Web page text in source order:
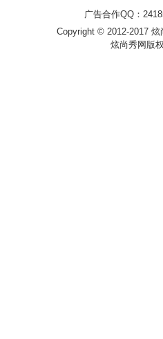
广告合作QQ：
Copyright © 2012-2017
炫尚秀网版